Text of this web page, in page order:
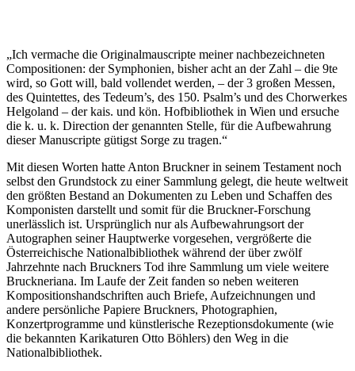
„Ich vermache die Originalmauscripte meiner nachbezeichneten
Compositionen: der Symphonien, bisher acht an der Zahl – die 9te
wird, so Gott will, bald vollendet werden, – der 3 großen Messen,
des Quintettes, des Tedeum’s, des 150. Psalm’s und des Chorwerkes
Helgoland – der kais. und kön. Hofbibliothek in Wien und ersuche
die k. u. k. Direction der genannten Stelle, für die Aufbewahrung
dieser Manuscripte gütigst Sorge zu tragen.“
Mit diesen Worten hatte Anton Bruckner in seinem Testament noch
selbst den Grundstock zu einer Sammlung gelegt, die heute weltweit
den größten Bestand an Dokumenten zu Leben und Schaffen des
Komponisten darstellt und somit für die Bruckner-Forschung
unerlässlich ist. Ursprünglich nur als Aufbewahrungsort der
Autographen seiner Hauptwerke vorgesehen, vergrößerte die
Österreichische Nationalbibliothek während der über zwölf
Jahrzehnte nach Bruckners Tod ihre Sammlung um viele weitere
Bruckneriana. Im Laufe der Zeit fanden so neben weiteren
Kompositionshandschriften auch Briefe, Aufzeichnungen und
andere persönliche Papiere Bruckners, Photographien,
Konzertprogramme und künstlerische Rezeptionsdokumente (wie
die bekannten Karikaturen Otto Böhlers) den Weg in die
Nationalbibliothek.